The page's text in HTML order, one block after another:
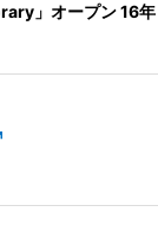
」オープン 16年